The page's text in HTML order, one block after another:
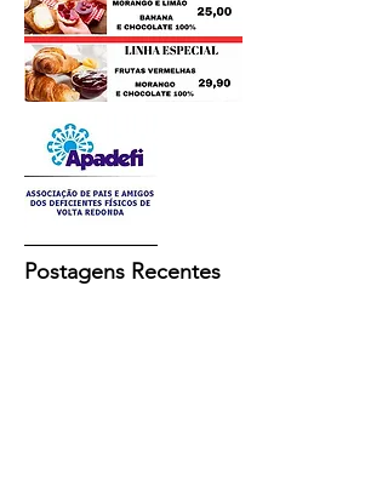
Postagens Recentes